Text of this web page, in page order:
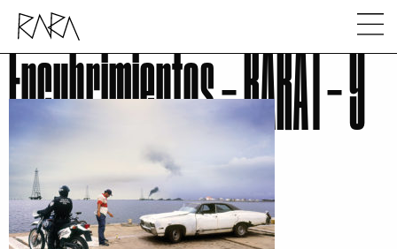
Encubrimientos – RARA1 – 9